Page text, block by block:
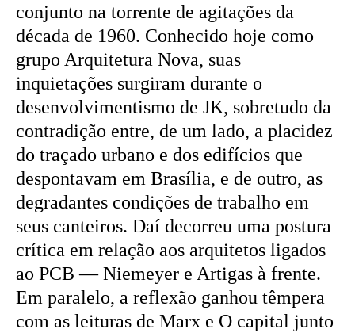
conjunto na torrente de agitações da
década de 1960. Conhecido hoje como
grupo Arquitetura Nova, suas
inquietações surgiram durante o
desenvolvimentismo de JK, sobretudo da
contradição entre, de um lado, a placidez
do traçado urbano e dos edifícios que
despontavam em Brasília, e de outro, as
degradantes condições de trabalho em
seus canteiros. Daí decorreu uma postura
crítica em relação aos arquitetos ligados
ao PCB — Niemeyer e Artigas à frente.
Em paralelo, a reflexão ganhou têmpera
com as leituras de Marx e O capital junto